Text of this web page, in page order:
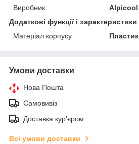
Виробник
Alpicool
Додаткові функції і характеристики
Матеріал корпусу
Пластик
Умови доставки
Нова Пошта
Самовивіз
Доставка кур'єром
Всі умови доставки